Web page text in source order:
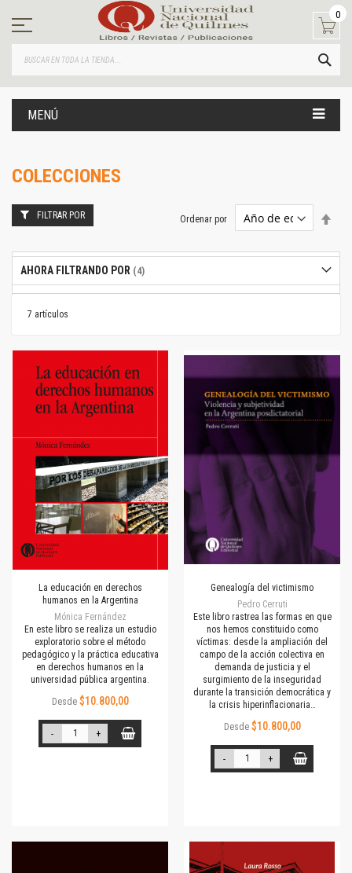
contenido
0
MENÚ
COLECCIONES
7 artículos
Ordenar por
La educación en derechos
humanos en la Argentina
Mónica Fernández
En este libro se realiza un estudio
exploratorio sobre el método
pedagógico y la práctica educativa
en derechos humanos en la
universidad pública argentina.
Desde $10.800,00
- +
Genealogía del victimismo
Pedro Cerruti
Este libro rastrea las formas en que
nos hemos constituido como
víctimas: desde la ampliación del
campo de la acción colectiva en
demanda de justicia y el
surgimiento de la inseguridad
durante la transición democrática y
la crisis hiperinflacionaria…
Desde $10.800,00
- +
FILTRAR POR
AHORA FILTRANDO POR